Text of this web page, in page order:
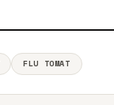
FLU TOMAT